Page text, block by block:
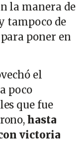
la manera de
tampoco de
poner en
el
poco
que fue
hasta
victoria